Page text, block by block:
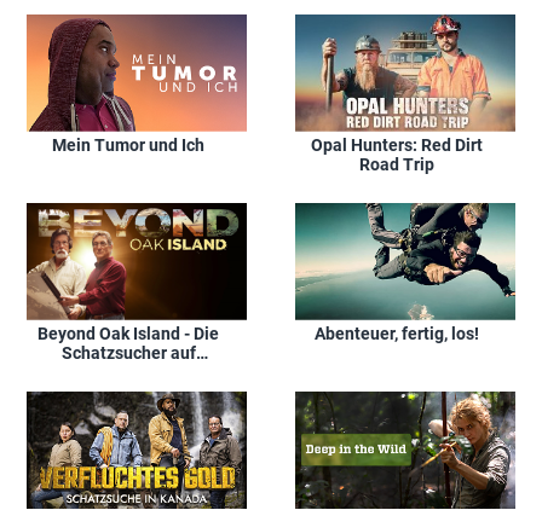
Mein Tumor und Ich
Opal Hunters: Red Dirt
Road Trip
Beyond Oak Island - Die
Schatzsucher auf
Abenteuer, fertig, los!